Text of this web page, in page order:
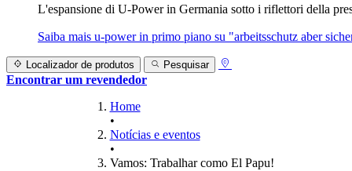
L'espansione di U‑Power in Germania sotto i riflettori della
Saiba mais u‑power in primo piano su "arbeitsschutz aber
Localizador de produtos Pesquisar
Encontrar um revendedor
Home
•
Notícias e eventos
•
Vamos: Trabalhar como El Papu!